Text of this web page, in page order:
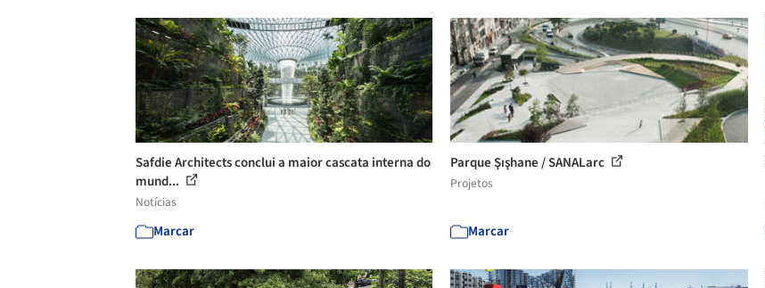
Safdie Architects conclui a maior cascata interna do
mund...
Notícias
Marcar
Parque Şışhane / SANALarc
Projetos
Marcar